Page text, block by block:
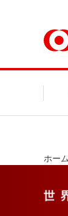
ホーム